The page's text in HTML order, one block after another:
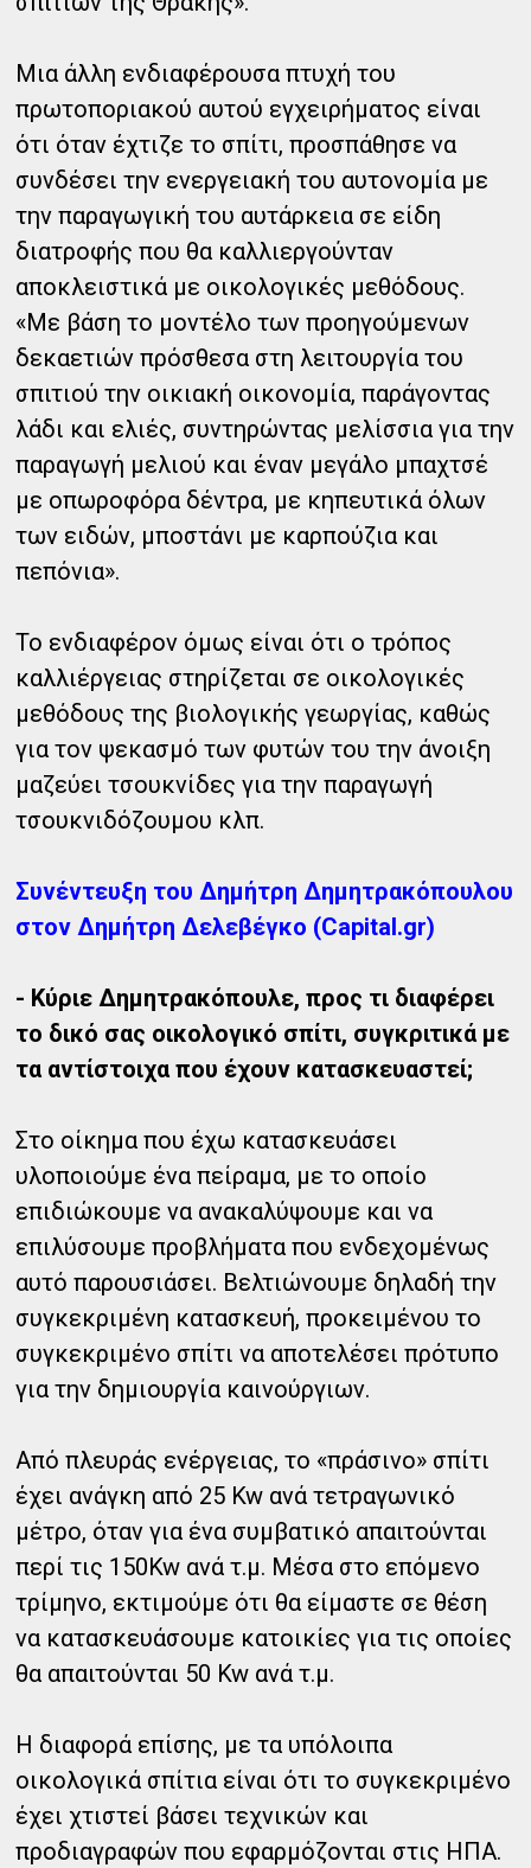
Μια άλλη ενδιαφέρουσα πτυχή του
πρωτοποριακού αυτού εγχειρήματος είναι
ότι όταν έχτιζε το σπίτι, προσπάθησε να
συνδέσει την ενεργειακή του αυτονομία με
την παραγωγική του αυτάρκεια σε είδη
διατροφής που θα καλλιεργούνταν
αποκλειστικά με οικολογικές μεθόδους.
«Με βάση το μοντέλο των προηγούμενων
δεκαετιών πρόσθεσα στη λειτουργία του
σπιτιού την οικιακή οικονομία, παράγοντας
λάδι και ελιές, συντηρώντας μελίσσια για την
παραγωγή μελιού και έναν μεγάλο μπαχτσέ
με οπωροφόρα δέντρα, με κηπευτικά όλων
των ειδών, μποστάνι με καρπούζια και
πεπόνια».
Το ενδιαφέρον όμως είναι ότι ο τρόπος
καλλιέργειας στηρίζεται σε οικολογικές
μεθόδους της βιολογικής γεωργίας, καθώς
για τον ψεκασμό των φυτών του την άνοιξη
μαζεύει τσουκνίδες για την παραγωγή
τσουκνιδόζουμου κλπ.
Συνέντευξη του Δημήτρη Δημητρακόπουλου
στον Δημήτρη Δελεβέγκο (Capital.gr)
- Κύριε Δημητρακόπουλε, προς τι διαφέρει
το δικό σας οικολογικό σπίτι, συγκριτικά με
τα αντίστοιχα που έχουν κατασκευαστεί;
Στο οίκημα που έχω κατασκευάσει
υλοποιούμε ένα πείραμα, με το οποίο
επιδιώκουμε να ανακαλύψουμε και να
επιλύσουμε προβλήματα που ενδεχομένως
αυτό παρουσιάσει. Βελτιώνουμε δηλαδή την
συγκεκριμένη κατασκευή, προκειμένου το
συγκεκριμένο σπίτι να αποτελέσει πρότυπο
για την δημιουργία καινούργιων.
Από πλευράς ενέργειας, το «πράσινο» σπίτι
έχει ανάγκη από 25 Kw ανά τετραγωνικό
μέτρο, όταν για ένα συμβατικό απαιτούνται
περί τις 150Kw ανά τ.μ. Μέσα στο επόμενο
τρίμηνο, εκτιμούμε ότι θα είμαστε σε θέση
να κατασκευάσουμε κατοικίες για τις οποίες
θα απαιτούνται 50 Kw ανά τ.μ.
Η διαφορά επίσης, με τα υπόλοιπα
οικολογικά σπίτια είναι ότι το συγκεκριμένο
έχει χτιστεί βάσει τεχνικών και
προδιαγραφών που εφαρμόζονται στις ΗΠΑ.